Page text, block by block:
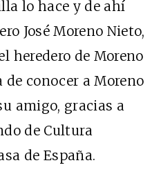
lo hace y de ahí
José Moreno Nieto,
heredero de Moreno
conocer a Moreno
amigo, gracias a
de Cultura
de España.